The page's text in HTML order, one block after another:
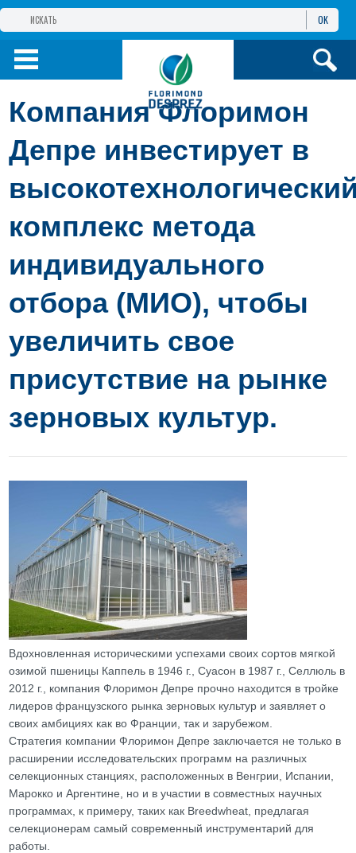
ГРУППА КОМПАНИЙ ФЛОРИМОН
ДЕПРЕ
ФЛОРИМОН ДЕПРЕ ЕВРАЗИЯ
ПРОДУКТЫ
ИНФОРМАЦИЯ ИУСЛУГИ
OK
Компания Флоримон
Депре инвестирует в
комплекс метода
индивидуального
отбора (МИО), чтобы
увеличить свое
присутствие на рынке
зерновых культур.
Вдохновленная историческими успехами своих сортов мягкой
озимой пшеницы Каппель в 1946 г., Суасон в 1987 г., Селлюль в
2012 г., компания Флоримон Депре прочно находится в тройке
лидеров французского рынка зерновых культур и заявляет о
своих амбициях как во Франции, так и зарубежом.
Стратегия компании Флоримон Депре заключается не только в
расширении исследовательских программ на различных
селекционных станциях, расположенных в Венгрии, Испании,
Марокко и Аргентине, но и в участии в совместных научных
программах, к примеру, таких как Breedwheat, предлагая
селекционерам самый современный инструментарий для
работы.